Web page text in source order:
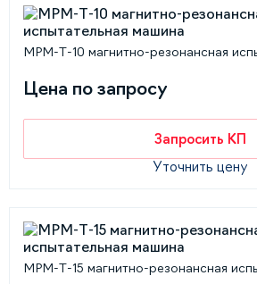
MPM-Т-10 магнитно-резонансная
Цена по запросу
Запросить КП
Уточнить цену
MPM-Т-15 магнитно-резонансная